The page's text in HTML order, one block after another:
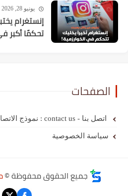
يونيو 28, 2026
إنستغرام
تحكمًا أكبر في
الصفحات
اتصل بنا - contact us : نموذج الاتصال المخصص لمدونة عرباوي
سياسة الخصوصية
جميع الحقوق محفوظة ©